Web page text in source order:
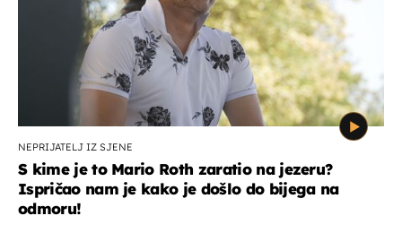
NEPRIJATELJ IZ SJENE
S kime je to Mario Roth zaratio na jezeru?
Ispričao nam je kako je došlo do bijega na
odmoru!